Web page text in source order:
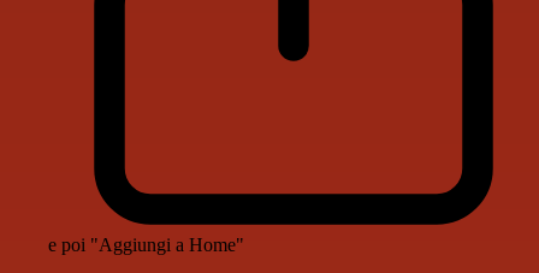
e poi "Aggiungi a Home"